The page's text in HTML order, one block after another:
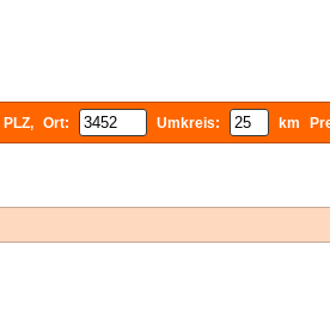
PLZ, Ort: Umkreis: km